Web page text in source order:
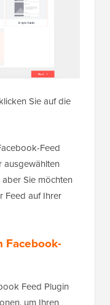
Sie auf die
Feed
ausgewählten
Sie möchten
Feed auf Ihrer
Facebook-
Feed Plugin